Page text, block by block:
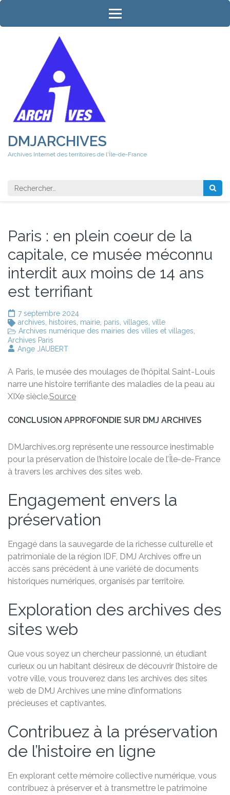
Aller
contenu
DMJARCHIVES
Archives Internet des territoires de l'Île-de-France
Rechercher
Paris : en plein coeur de la
capitale, ce musée méconnu
interdit aux moins de 14 ans
est terrifiant
7 septembre 2024
archives
histoires mairie paris villages ville
Archives numérique des mairies des villes et villages
Archives Paris
Ange JAUBERT
A Paris, le musée des moulages de l’hôpital Saint-Louis
narre une histoire terrifiante des maladies de la peau au
XIXe siècle.Source
CONCLUSION APPROFONDIE SUR DMJ ARCHIVES
DMJarchives.org représente une ressource inestimable
pour la préservation de l’histoire locale de l’Île-de-France
à travers les archives des sites web.
Engagement envers la
préservation
Engagé dans la sauvegarde de la richesse culturelle et
patrimoniale de la région IDF, DMJ Archives offre un
accès sans précédent à une variété de documents
historiques numériques, organisés par territoire.
Exploration des archives des
sites web
Que vous soyez un chercheur passionné, un étudiant
curieux ou un habitant désireux de découvrir l’histoire de
votre ville, vous trouverez dans les archives des sites
web de DMJ Archives une mine d’informations
précieuses et captivantes.
Contribuez à la préservation
de l’histoire en ligne
En explorant cette mémoire collective numérique, vous
contribuez à préserver et à transmettre le patrimoine